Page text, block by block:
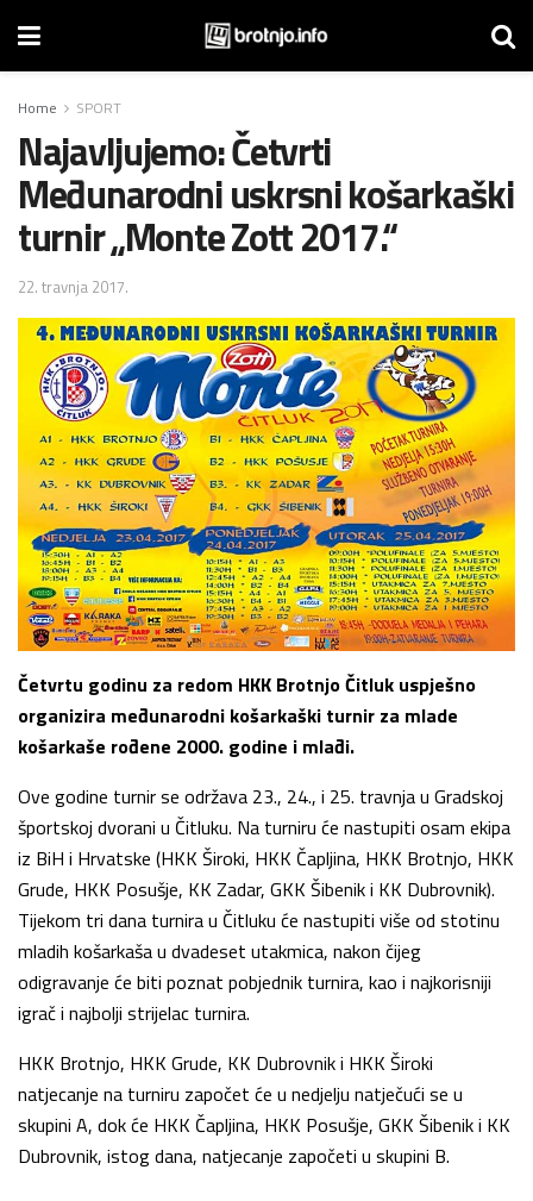
Home SPORT
Najavljujemo: Četvrti
Međunarodni uskrsni košarkaški
turnir „Monte Zott 2017.“
22. travnja 2017.
Četvrtu godinu za redom HKK Brotnjo Čitluk uspješno
organizira međunarodni košarkaški turnir za mlade
košarkaše rođene 2000. godine i mlađi.
Ove godine turnir se održava 23., 24., i 25. travnja u Gradskoj
športskoj dvorani u Čitluku. Na turniru će nastupiti osam ekipa
iz BiH i Hrvatske (HKK Široki, HKK Čapljina, HKK Brotnjo, HKK
Grude, HKK Posušje, KK Zadar, GKK Šibenik i KK Dubrovnik).
Tijekom tri dana turnira u Čitluku će nastupiti više od stotinu
mladih košarkaša u dvadeset utakmica, nakon čijeg
odigravanje će biti poznat pobjednik turnira, kao i najkorisniji
igrač i najbolji strijelac turnira.
HKK Brotnjo, HKK Grude, KK Dubrovnik i HKK Široki
natjecanje na turniru započet će u nedjelju natječući se u
skupini A, dok će HKK Čapljina, HKK Posušje, GKK Šibenik i KK
Dubrovnik, istog dana, natjecanje započeti u skupini B.